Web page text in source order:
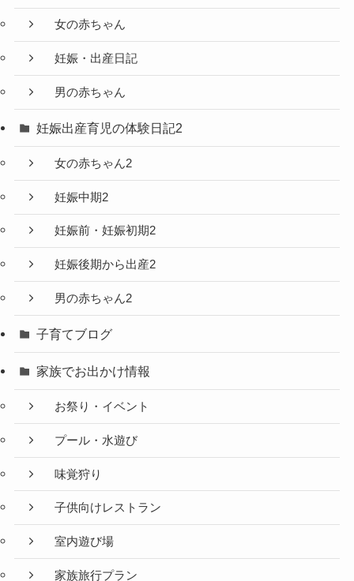
女の赤ちゃん
妊娠・出産日記
男の赤ちゃん
妊娠出産育児の体験日記2
女の赤ちゃん2
妊娠中期2
妊娠前・妊娠初期2
妊娠後期から出産2
男の赤ちゃん2
子育てブログ
家族でお出かけ情報
お祭り・イベント
プール・水遊び
味覚狩り
子供向けレストラン
室内遊び場
家族旅行プラン